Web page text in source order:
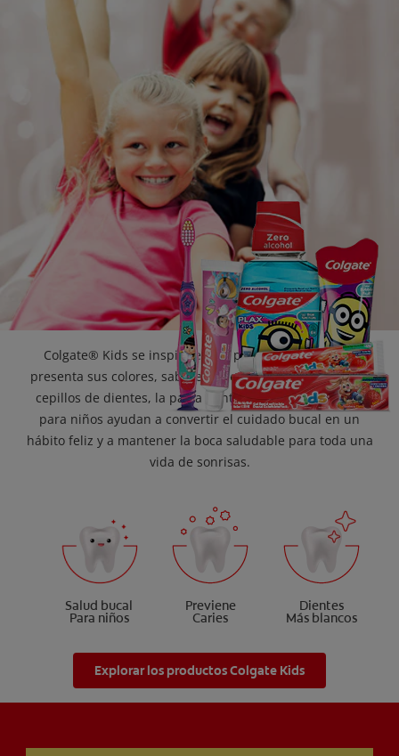
CHEQUEO DE SALUD BUCAL
SELECCIÓN DE PRODUCTOS
PARA PROFESIONALES
SUSCRÍBETE
Colgate® Kids se inspira en las pequeñas sonrisas y
presenta sus colores, sabores y personajes favoritos. Los
cepillos de dientes, la pasta dental y el enjuague bucal
para niños ayudan a convertir el cuidado bucal en un
hábito feliz y a mantener la boca saludable para toda una
vida de sonrisas.
Salud bucal
Para niños
Previene
Caries
Dientes
Más blancos
Explorar los productos Colgate Kids